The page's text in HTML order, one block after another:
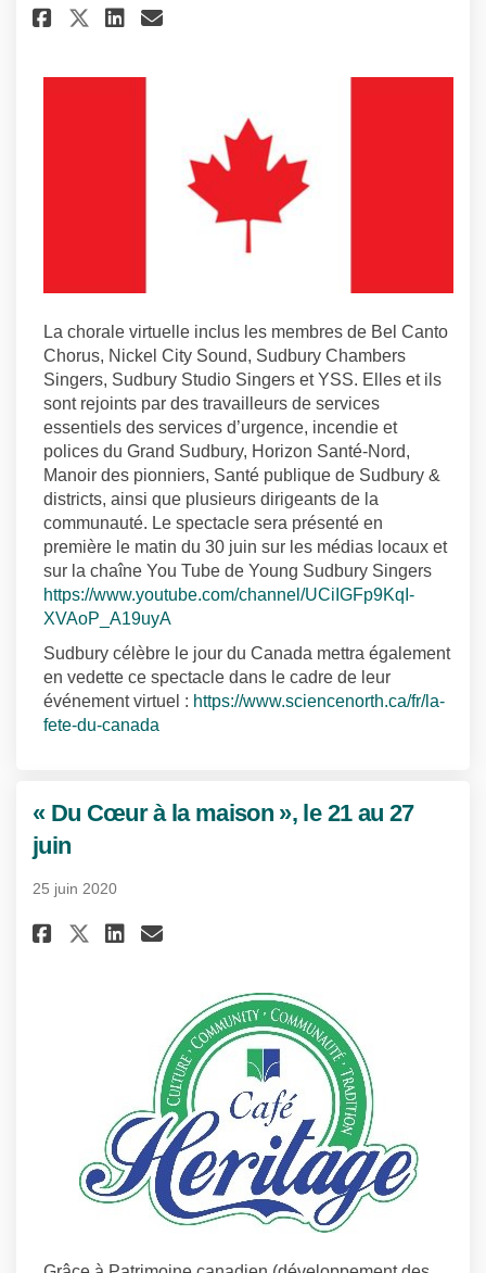
Partager 100 choristes et
Partager 100 choristes et
Partager 100 choristes
Courriel 100 choristes
La chorale virtuelle inclus les membres de Bel Canto
Chorus, Nickel City Sound, Sudbury Chambers
Singers, Sudbury Studio Singers et YSS. Elles et ils
sont rejoints par des travailleurs de services
essentiels des services d’urgence, incendie et
polices du Grand Sudbury, Horizon Santé-Nord,
Manoir des pionniers, Santé publique de Sudbury &
districts, ainsi que plusieurs dirigeants de la
communauté. Le spectacle sera présenté en
première le matin du 30 juin sur les médias locaux et
sur la chaîne You Tube de Young Sudbury Singers
https://www.youtube.com/channel/UCiIGFp9KqI-
XVAoP_A19uyA
Sudbury célèbre le jour du Canada mettra également
en vedette ce spectacle dans le cadre de leur
événement virtuel : https://www.sciencenorth.ca/fr/la-
fete-du-canada
« Du Cœur à la maison », le 21 au 27
juin
25 juin 2020
Partager « Du Cœur à la
Partager « Du Cœur à la
Partager « Du Cœur à la
Courriel « Du Cœur à la